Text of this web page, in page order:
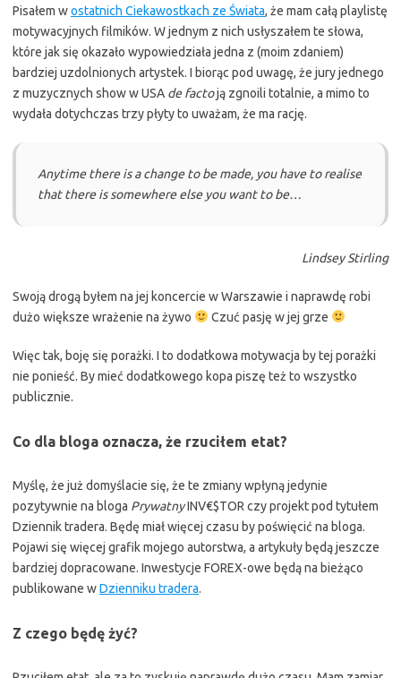
Pisałem wostatnich Ciekawostkach ze Świata, że mam całą playlistę
motywacyjnych filmików. W jednym z nich usłyszałem te słowa,
które jak się okazało wypowiedziała jedna z (moim zdaniem)
bardziej uzdolnionych artystek. I biorąc pod uwagę, że jury jednego
z muzycznych show w USA de factoją zgnoili totalnie, a mimo to
wydała dotychczas trzy płyty to uważam, że ma rację.
Anytime there is a change to be made, you have to realise
that there is somewhere else you want to be…
Lindsey Stirling
Swoją drogą byłem na jej koncercie w Warszawie i naprawdę robi
dużo większe wrażenie na żywo
Czuć pasję w jej grze
Więc tak, boję się porażki. I to dodatkowa motywacja by tej porażki
nie ponieść. By mieć dodatkowego kopa piszę też to wszystko
publicznie.
Co dla bloga oznacza, że rzuciłem etat?
Myślę, że już domyślacie się, że te zmiany wpłyną jedynie
pozytywnie na bloga PrywatnyINV€$TOR czy projekt pod tytułem
Dziennik tradera. Będę miał więcej czasu by poświęcić na bloga.
Pojawi się więcej grafik mojego autorstwa, a artykuły będą jeszcze
bardziej dopracowane. Inwestycje FOREX-owe będą na bieżąco
publikowane wDzienniku tradera.
Z czego będę żyć?